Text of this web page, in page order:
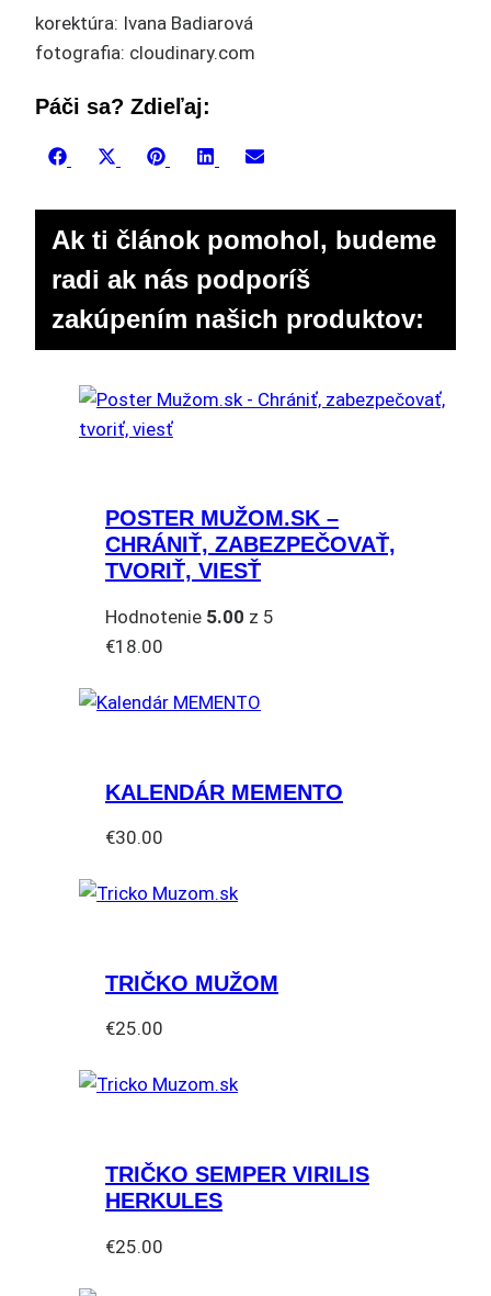
korektúra: Ivana Badiarová
fotografia: cloudinary.com
Páči sa? Zdieľaj:
Share
Facebook
Share
Share
PinterestShare
LinkedInShare
Ak ti článok pomohol, budeme
radi ak nás podporíš
zakúpením našich produktov:
POSTER MUŽOM.SK –
CHRÁNIŤ, ZABEZPEČOVAŤ,
TVORIŤ, VIESŤ
Hodnotenie 5.00 z 5
€18.00
KALENDÁR MEMENTO
€30.00
TRIČKO MUŽOM
€25.00
produkt
variantov.
Možnosti
si
TRIČKO SEMPER VIRILIS
HERKULES
€25.00